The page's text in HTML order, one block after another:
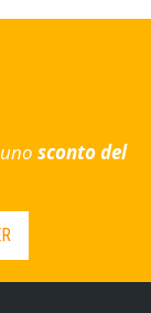
sconto del